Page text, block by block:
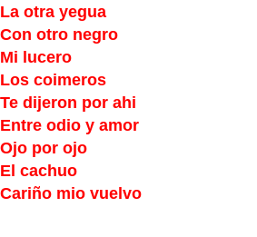
otra yegua
otro negro
lucero
coimeros
dijeron por ahi
odio y amor
por ojo
cachuo
mio vuelvo